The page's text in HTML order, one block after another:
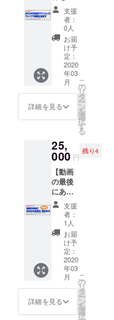
ばらつ
きがあ
りま
す。
枚 ・小
銭約20
納可能
で、本
体サイ
ズは
83×54
mm、
重量は
18gと非
軽量な
作りに
なって
いま
す。
カード
を背面
のゴム
バンド
に収納
するこ
とに
よっ
て、本
体を
カード
サイズ
リント
したT
シャツ
で動画
に出ま
す】 企
業・商
標・個
人など
の名前
を、ア
イロン
プリン
シャツ
に印刷
してサ
バジョ
が着用
し、動
画撮影
しま
す。 表
示：動
画1本×
支援数
量分 サ
ズ：〜
A4（縦
） 名
支援
者：
0人
お届
け予
定：
2020
年03
月
詳細を見る
こ
の
リ
タ
ー
ン
を
選
択
す
る
25,
000 円
残り4
【動画
の最後
にあな
たの名
前を
でっか
く載せ
ます そ
の１】
あなた
の名前
や商標
名を動
画の最
後にス
支援
者：
1人
お届
け予
定：
2020
年03
月
詳細を見る
こ
の
リ
タ
ー
ン
を
選
択